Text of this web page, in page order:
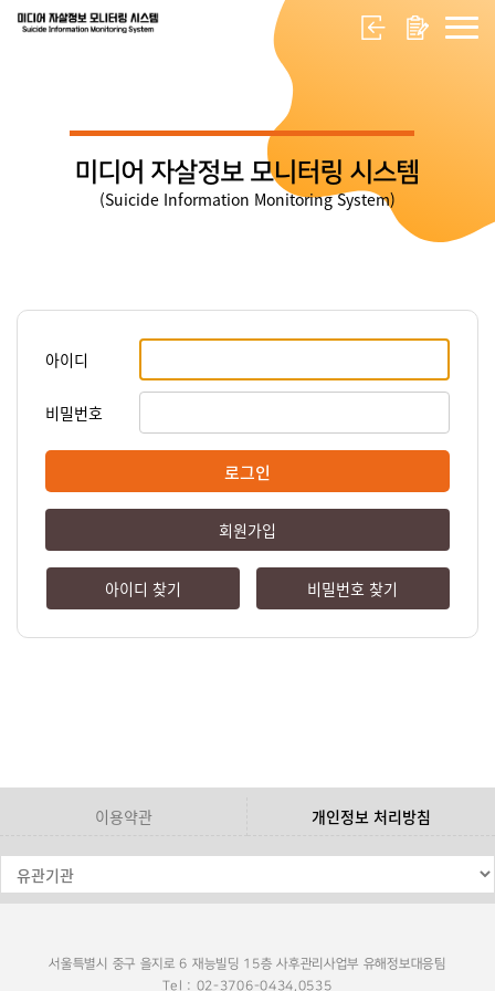
미디어 자살정보 모니터링 시스템
(Suicide Information Monitoring System)
아이디
비밀번호
로그인
회원가입
아이디 찾기 비밀번호 찾기
이용약관 개인정보 처리방침
서울특별시 중구 을지로 6 재능빌딩 15층 사후관리사업부 유해정보대응팀
Tel : 02-3706-0434,0535